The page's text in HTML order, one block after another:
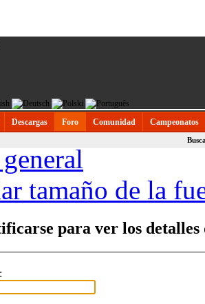
Descargas Foro Comunidad Campeonatos
tamaño de la
para ver los detalles